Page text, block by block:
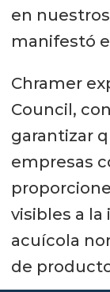
en
manifestó
Chramer
Council,
garantizar
empresas
visibles a
acuícola
de